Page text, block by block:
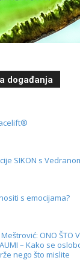
događanja
SIKON s
s emocijama?
ONO ŠTO
– Kako se
nego što mislite